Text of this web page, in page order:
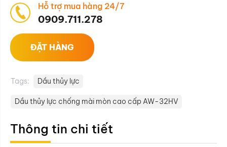
Hỗ trợ mua hàng 24/7
0909.711.278
ĐẶT HÀNG
Tags: Dầu thủy lực
Dầu thủy lực chống mài mòn cao cấp AW-32HV
Thông tin chi tiết